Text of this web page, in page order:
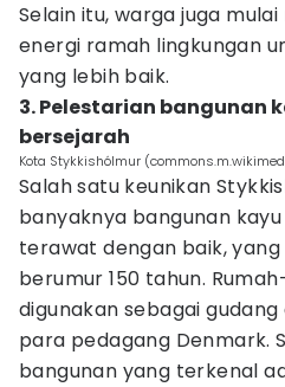
Selain itu, warga juga
energi ramah lingkungan
yang lebih baik.
3. Pelestarian bangunan
bersejarah
Kota Stykkishólmur
Salah satu keunikan
banyaknya bangunan
terawat dengan baik,
berumur 150 tahun.
digunakan sebagai
para pedagang Denmark.
bangunan yang terkenal